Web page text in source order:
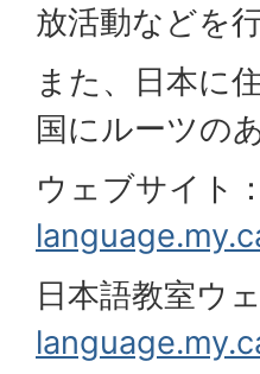
放活動などを
また、日本に
国にルーツの
ウェブサイト：
日本語教室ウ